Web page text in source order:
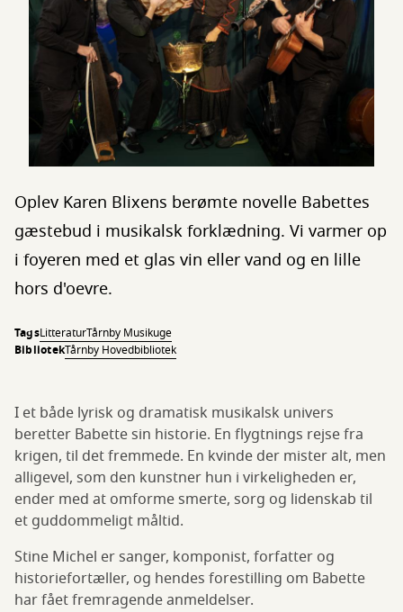
Oplev Karen Blixens berømte novelle Babettes
gæstebud i musikalsk forklædning. Vi varmer op
i foyeren med et glas vin eller vand og en lille
hors d'oevre.
TagsLitteraturTårnby Musikuge
BibliotekTårnby Hovedbibliotek
I et både lyrisk og dramatisk musikalsk univers
beretter Babette sin historie. En flygtnings rejse fra
krigen, til det fremmede. En kvinde der mister alt, men
alligevel, som den kunstner hun i virkeligheden er,
ender med at omforme smerte, sorg og lidenskab til
et guddommeligt måltid.
Stine Michel er sanger, komponist, forfatter og
historiefortæller, og hendes forestilling om Babette
har fået fremragende anmeldelser.